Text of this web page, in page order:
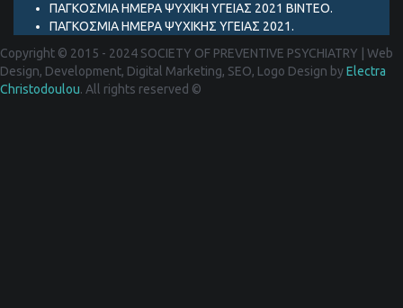
ΠΑΓΚΟΣΜΙΑ ΗΜΕΡΑ ΨΥΧΙΚΗ ΥΓΕΙΑΣ 2021 ΒΙΝΤΕΟ.
ΠΑΓΚΟΣΜΙΑ ΗΜΕΡΑ ΨΥΧΙΚΗΣ ΥΓΕΙΑΣ 2021.
Copyright © 2015 - 2024 SOCIETY OF PREVENTIVE PSYCHIATRY
Web
Design, Development, Digital Marketing, SEO, Logo Design byElectra
Christodoulou. All rights reserved ©